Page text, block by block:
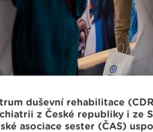
duševní rehabilitace
z České republiky i ze
asociace sester (ČAS)